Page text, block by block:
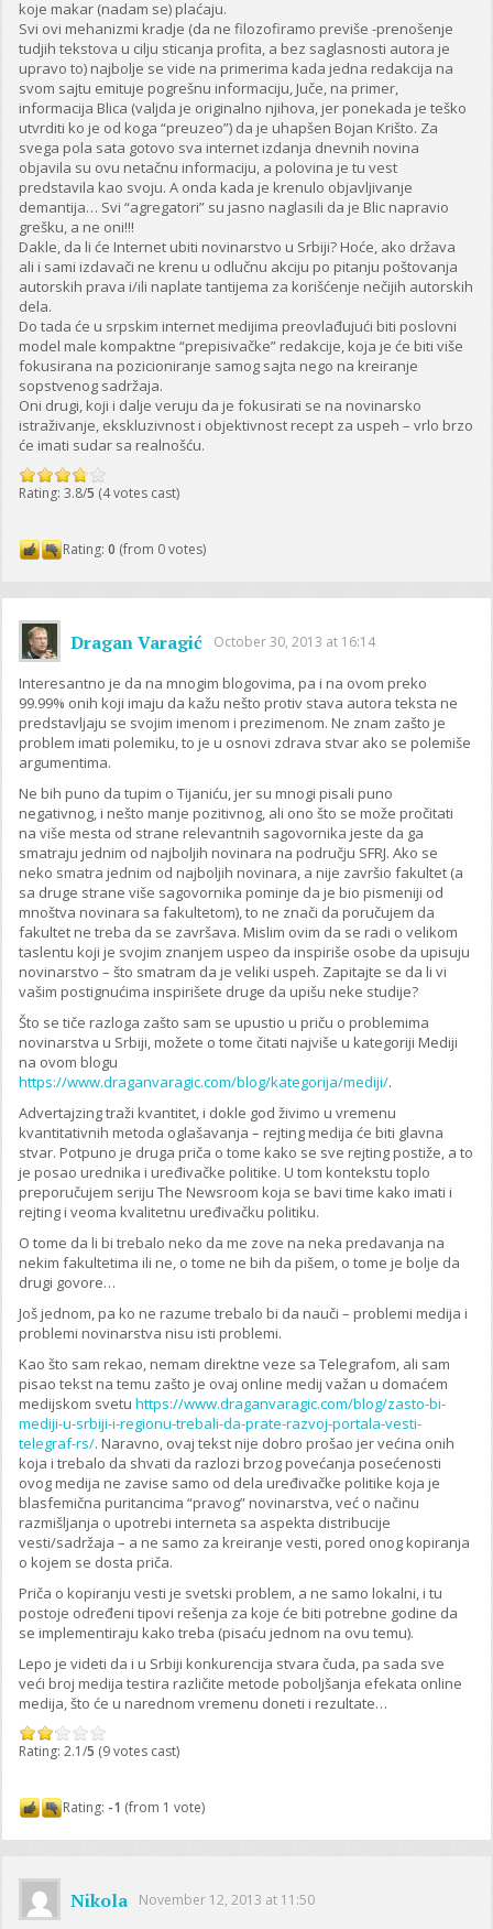
koje makar (nadam se) plaćaju.
Svi ovi mehanizmi kradje (da ne filozofiramo previše -prenošenje
tudjih tekstova u cilju sticanja profita, a bez saglasnosti autora je
upravo to) najbolje se vide na primerima kada jedna redakcija na
svom sajtu emituje pogrešnu informaciju, Juče, na primer,
informacija Blica (valjda je originalno njihova, jer ponekada je teško
utvrditi ko je od koga “preuzeo”) da je uhapšen Bojan Krišto. Za
svega pola sata gotovo sva internet izdanja dnevnih novina
objavila su ovu netačnu informaciju, a polovina je tu vest
predstavila kao svoju. A onda kada je krenulo objavljivanje
demantija… Svi “agregatori” su jasno naglasili da je Blic napravio
grešku, a ne oni!!!
Dakle, da li će Internet ubiti novinarstvo u Srbiji? Hoće, ako država
ali i sami izdavači ne krenu u odlučnu akciju po pitanju poštovanja
autorskih prava i/ili naplate tantijema za korišćenje nečijih autorskih
dela.
Do tada će u srpskim internet medijima preovlađujući biti poslovni
model male kompaktne “prepisivačke” redakcije, koja je će biti više
fokusirana na pozicioniranje samog sajta nego na kreiranje
sopstvenog sadržaja.
Oni drugi, koji i dalje veruju da je fokusirati se na novinarsko
istraživanje, ekskluzivnost i objektivnost recept za uspeh – vrlo brzo
će imati sudar sa realnošću.
Rating: 3.8/5 (4 votes cast)
Rating:0 (from 0 votes)
Dragan Varagić October 30, 2013 at 16:14
Interesantno je da na mnogim blogovima, pa i na ovom preko
99.99% onih koji imaju da kažu nešto protiv stava autora teksta ne
predstavljaju se svojim imenom i prezimenom. Ne znam zašto je
problem imati polemiku, to je u osnovi zdrava stvar ako se polemiše
argumentima.
Ne bih puno da tupim o Tijaniću, jer su mnogi pisali puno
negativnog, i nešto manje pozitivnog, ali ono što se može pročitati
na više mesta od strane relevantnih sagovornika jeste da ga
smatraju jednim od najboljih novinara na području SFRJ. Ako se
neko smatra jednim od najboljih novinara, a nije završio fakultet (a
sa druge strane više sagovornika pominje da je bio pismeniji od
mnoštva novinara sa fakultetom), to ne znači da poručujem da
fakultet ne treba da se završava. Mislim ovim da se radi o velikom
taslentu koji je svojim znanjem uspeo da inspiriše osobe da upisuju
novinarstvo – što smatram da je veliki uspeh. Zapitajte se da li vi
vašim postignućima inspirišete druge da upišu neke studije?
Što se tiče razloga zašto sam se upustio u priču o problemima
novinarstva u Srbiji, možete o tome čitati najviše u kategoriji Mediji
na ovom blogu
https://www.draganvaragic.com/blog/kategorija/mediji/.
Advertajzing traži kvantitet, i dokle god živimo u vremenu
kvantitativnih metoda oglašavanja – rejting medija će biti glavna
stvar. Potpuno je druga priča o tome kako se sve rejting postiže, a to
je posao urednika i uređivačke politike. U tom kontekstu toplo
preporučujem seriju The Newsroom koja se bavi time kako imati i
rejting i veoma kvalitetnu uređivačku politiku.
O tome da li bi trebalo neko da me zove na neka predavanja na
nekim fakultetima ili ne, o tome ne bih da pišem, o tome je bolje da
drugi govore…
Još jednom, pa ko ne razume trebalo bi da nauči – problemi medija i
problemi novinarstva nisu isti problemi.
Kao što sam rekao, nemam direktne veze sa Telegrafom, ali sam
pisao tekst na temu zašto je ovaj online medij važan u domaćem
medijskom svetuhttps://www.draganvaragic.com/blog/zasto-bi-
mediji-u-srbiji-i-regionu-trebali-da-prate-razvoj-portala-vesti-
telegraf-rs/. Naravno, ovaj tekst nije dobro prošao jer većina onih
koja i trebalo da shvati da razlozi brzog povećanja posećenosti
ovog medija ne zavise samo od dela uređivačke politike koja je
blasfemična puritancima “pravog” novinarstva, već o načinu
razmišljanja o upotrebi interneta sa aspekta distribucije
vesti/sadržaja – a ne samo za kreiranje vesti, pored onog kopiranja
o kojem se dosta priča.
Priča o kopiranju vesti je svetski problem, a ne samo lokalni, i tu
postoje određeni tipovi rešenja za koje će biti potrebne godine da
se implementiraju kako treba (pisaću jednom na ovu temu).
Lepo je videti da i u Srbiji konkurencija stvara čuda, pa sada sve
veći broj medija testira različite metode poboljšanja efekata online
medija, što će u narednom vremenu doneti i rezultate…
Rating: 2.1/5 (9 votes cast)
Rating: -1 (from 1 vote)
Nikola November 12, 2013 at 11:50